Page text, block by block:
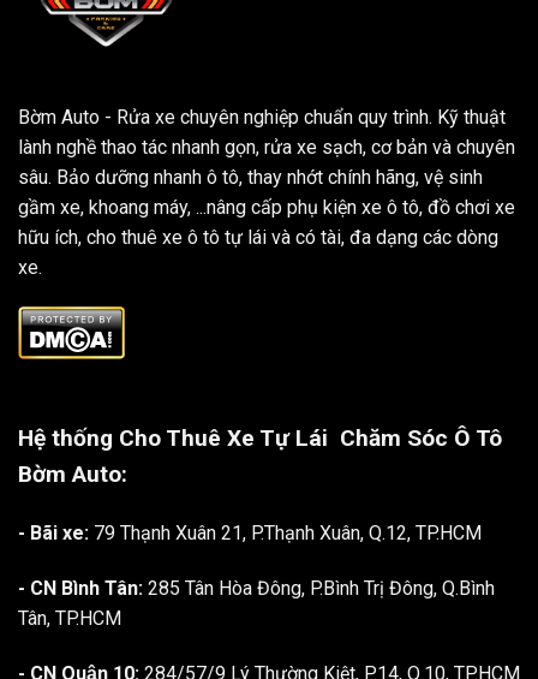
Bờm Auto - Rửa xe chuyên nghiệp chuẩn quy trình. Kỹ thuật
lành nghề thao tác nhanh gọn, rửa xe sạch, cơ bản và chuyên
sâu. Bảo dưỡng nhanh ô tô, thay nhớt chính hãng, vệ sinh
gầm xe, khoang máy, ...nâng cấp phụ kiện xe ô tô, đồ chơi xe
hữu ích, cho thuê xe ô tô tự lái và có tài, đa dạng các dòng
xe.
Hệ thống Cho Thuê Xe Tự Lái Chăm Sóc Ô Tô
Bờm Auto:
- Bãi xe: 79 Thạnh Xuân 21, P.Thạnh Xuân, Q.12, TP.HCM
- CN Bình Tân: 285 Tân Hòa Đông, P.Bình Trị Đông, Q.Bình
Tân, TP.HCM
- CN Quận 10: 284/57/9 Lý Thường Kiệt, P.14, Q.10, TP.HCM